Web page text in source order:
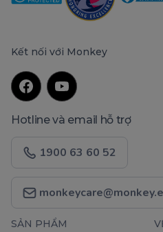
Kết nối với Monkey
Hotline và email hỗ trợ
1900 63 60 52
SẢN PHẨM